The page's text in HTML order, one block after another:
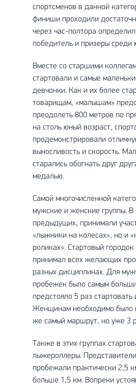
спортсменов в данной
финиши проходили
через час-полтора
победитель и призеры среди
Вместе со старшими
стартовали и самые
девчонки. Как и их более
товарищам, «малышам»
преодолеть 800 метров по
на столь юный возраст,
продемонстрировали
выносливость и скорость.
старались обогнать друг
медалью.
Самой многочисленной
мужские и женские группы. В
предыдущих, принимали
«лыжники на колесах», но и
роликах». Стартовый
принимал всех желающих
разных дисциплинах. Для
пробежек было самым
предстояло 5 раз
Женщинам необходимо было
же самый маршрут, но уже 3
Также в этих группах
лыжероллеры.
пробежали практически 2,5
больше 1,5 км. Вопреки